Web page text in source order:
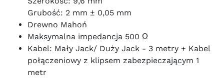
Grubość: 2 mm ± 0,05 mm
Drewno Mahoń
Maksymalna impedancja 500 Ω
Kabel: Mały Jack/ Duży Jack - 3 metry + Kabel
połączeniowy z klipsem zabezpieczającym 1
metr